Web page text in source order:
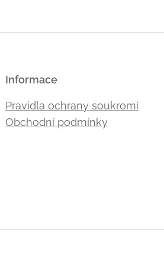
Informace
Pravidla ochrany soukromí
Obchodní podmínky